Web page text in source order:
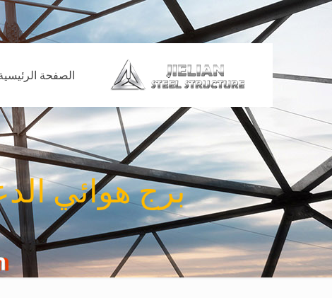
الصفحة
برج هوائي